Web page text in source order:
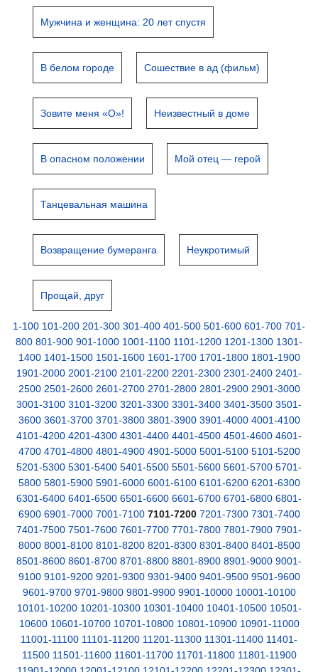
Мужчина и женщина: 20 лет спустя
В белом городе Сошествие в ад (фильм)
Зовите меня «О»! Неизвестный в доме
В опасном положении Мой отец — герой
Танцевальная машина
Возвращение бумеранга Неукротимый
Прощай, друг
1-100 101-200 201-300 301-400 401-500 501-600 601-700 701-
800 801-900 901-1000 1001-1100 1101-1200 1201-1300 1301-
1400 1401-1500 1501-1600 1601-1700 1701-1800 1801-1900
1901-2000 2001-2100 2101-2200 2201-2300 2301-2400 2401-
2500 2501-2600 2601-2700 2701-2800 2801-2900 2901-3000
3001-3100 3101-3200 3201-3300 3301-3400 3401-3500 3501-
3600 3601-3700 3701-3800 3801-3900 3901-4000 4001-4100
4101-4200 4201-4300 4301-4400 4401-4500 4501-4600 4601-
4700 4701-4800 4801-4900 4901-5000 5001-5100 5101-5200
5201-5300 5301-5400 5401-5500 5501-5600 5601-5700 5701-
5800 5801-5900 5901-6000 6001-6100 6101-6200 6201-6300
6301-6400 6401-6500 6501-6600 6601-6700 6701-6800 6801-
6900 6901-7000 7001-7100 7101-7200 7201-7300 7301-7400
7401-7500 7501-7600 7601-7700 7701-7800 7801-7900 7901-
8000 8001-8100 8101-8200 8201-8300 8301-8400 8401-8500
8501-8600 8601-8700 8701-8800 8801-8900 8901-9000 9001-
9100 9101-9200 9201-9300 9301-9400 9401-9500 9501-9600
9601-9700 9701-9800 9801-9900 9901-10000 10001-10100
10101-10200 10201-10300 10301-10400 10401-10500 10501-
10600 10601-10700 10701-10800 10801-10900 10901-11000
11001-11100 11101-11200 11201-11300 11301-11400 11401-
11500 11501-11600 11601-11700 11701-11800 11801-11900